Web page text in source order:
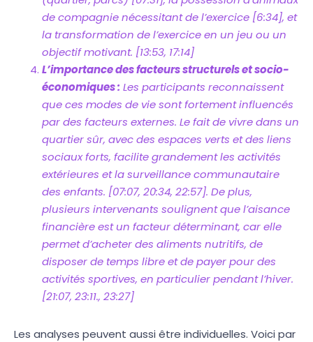
de compagnie nécessitant de l’exercice [6:34], et
la transformation de l’exercice en un jeu ou un
objectif motivant. [13:53, 17:14]
L’importance des facteurs structurels et socio-
économiques : Les participants reconnaissent
que ces modes de vie sont fortement influencés
par des facteurs externes. Le fait de vivre dans un
quartier sûr, avec des espaces verts et des liens
sociaux forts, facilite grandement les activités
extérieures et la surveillance communautaire
des enfants. [07:07, 20:34, 22:57]. De plus,
plusieurs intervenants soulignent que l’aisance
financière est un facteur déterminant, car elle
permet d’acheter des aliments nutritifs, de
disposer de temps libre et de payer pour des
activités sportives, en particulier pendant l’hiver.
[21:07, 23:11., 23:27]
Les analyses peuvent aussi être individuelles. Voici par